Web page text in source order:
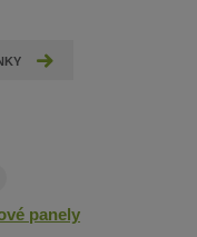
panely